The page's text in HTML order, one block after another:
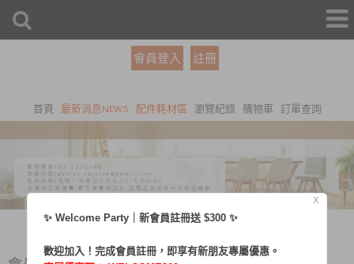
會員登入 註冊
首頁 最新消息NEWS 配件耗材區 瀏覽紀錄 購物車 訂單查詢
X
✨ Welcome Party｜新會員註冊送 $300 ✨
歡迎加入！完成會員註冊，即享有新朋友專屬優惠。